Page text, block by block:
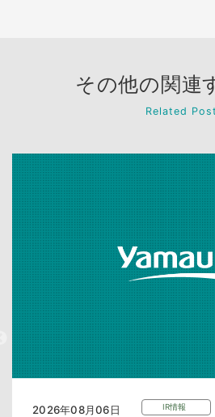
その他の関連
Related Post
2026年08月06日 IR情報